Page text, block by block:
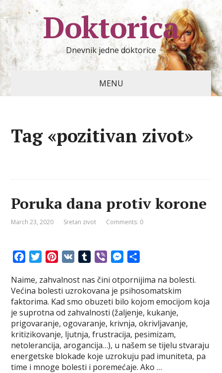
Doktorica
Dnevnik jedne doktorice
MENU
Tag «pozitivan zivot»
Poruka dana protiv korone
March 23, 2020 Sretan zivot Comments: 0
c
e
b
o
o
k
T
i
t
t
e
r
n
t
e
r
e
s
t
m
b
l
r
b
e
r
M
s
s
e
n
g
e
r
a
r
e
Naime, zahvalnost nas čini otpornijima na bolesti.
Većina bolesti uzrokovana je psihosomatskim
faktorima. Kad smo obuzeti bilo kojom emocijom koja
je suprotna od zahvalnosti (žaljenje, kukanje,
prigovaranje, ogovaranje, krivnja, okrivljavanje,
kritizikovanje, ljutnja, frustracija, pesimizam,
netolerancija, arogancija…), u našem se tijelu stvaraju
energetske blokade koje uzrokuju pad imuniteta, pa
time i mnoge bolesti i poremećaje. Ako …